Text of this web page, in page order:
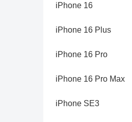
iPhone 16
iPhone 16 Plus
iPhone 16 Pro
iPhone 16 Pro Max
iPhone SE3